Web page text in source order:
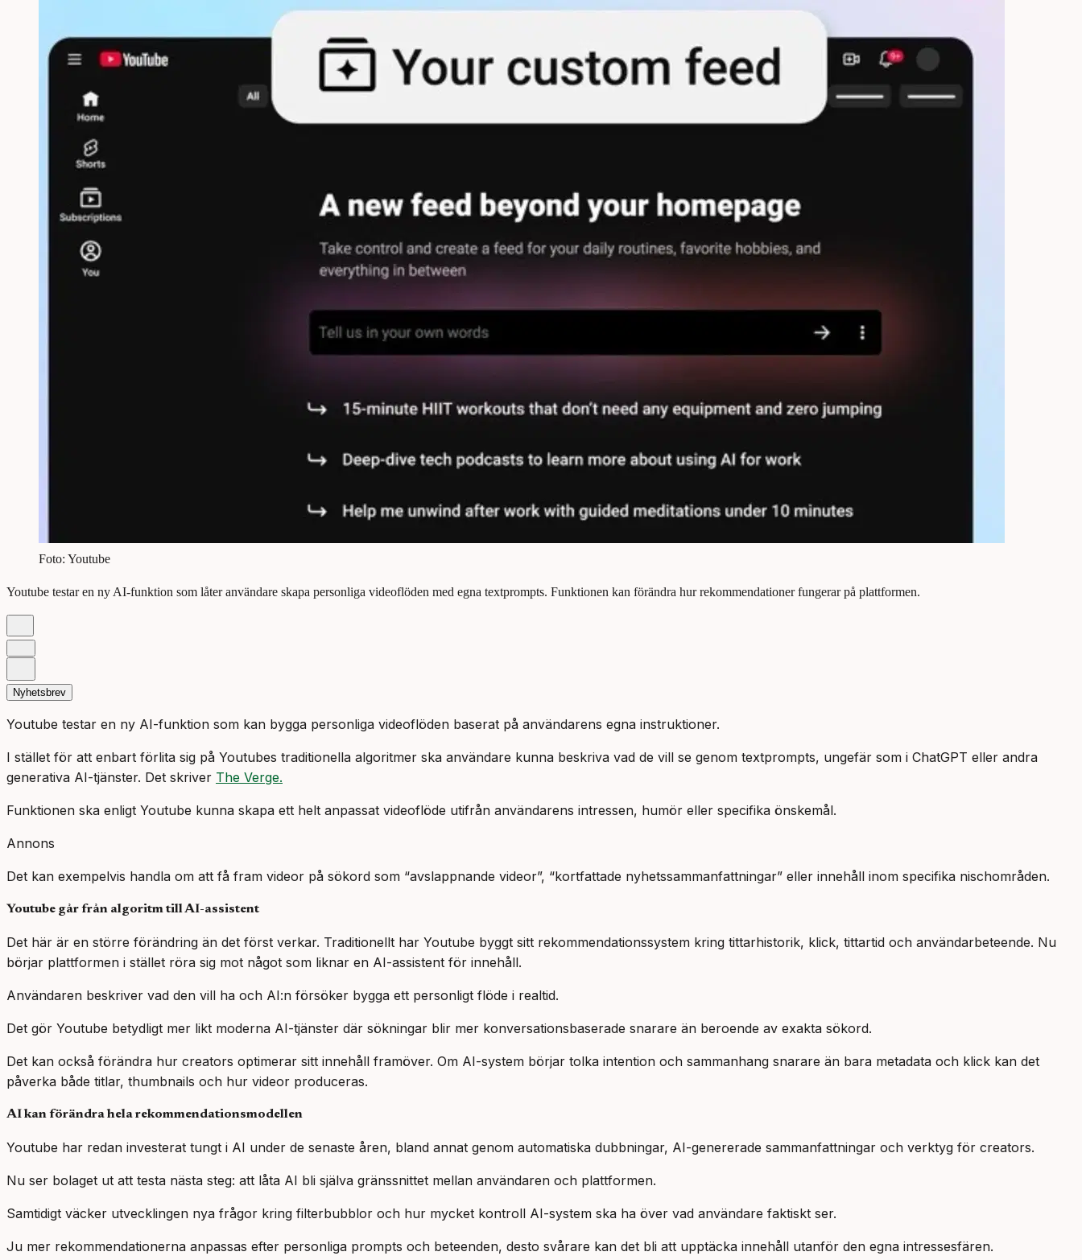
Foto: Youtube
Youtube testar en ny AI-funktion som låter användare skapa personliga videoflöden med egna textprompts. Funktionen kan förändra hur rekommendationer fungerar på plattformen.
Nyhetsbrev
Youtube testar en ny AI-funktion som kan bygga personliga videoflöden baserat på användarens egna instruktioner.
I stället för att enbart förlita sig på Youtubes traditionella algoritmer ska användare kunna beskriva vad de vill se genom textprompts, ungefär som i ChatGPT eller andra
generativa AI-tjänster. Det skriver The Verge.
Funktionen ska enligt Youtube kunna skapa ett helt anpassat videoflöde utifrån användarens intressen, humör eller specifika önskemål.
Annons
Det kan exempelvis handla om att få fram videor på sökord som “avslappnande videor”, “kortfattade nyhetssammanfattningar” eller innehåll inom specifika nischområden.
Youtube går från algoritm till AI-assistent
Det här är en större förändring än det först verkar. Traditionellt har Youtube byggt sitt rekommendationssystem kring tittarhistorik, klick, tittartid och användarbeteende. Nu
börjar plattformen i stället röra sig mot något som liknar en AI-assistent för innehåll.
Användaren beskriver vad den vill ha och AI:n försöker bygga ett personligt flöde i realtid.
Det gör Youtube betydligt mer likt moderna AI-tjänster där sökningar blir mer konversationsbaserade snarare än beroende av exakta sökord.
Det kan också förändra hur creators optimerar sitt innehåll framöver. Om AI-system börjar tolka intention och sammanhang snarare än bara metadata och klick kan det
påverka både titlar, thumbnails och hur videor produceras.
AI kan förändra hela rekommendationsmodellen
Youtube har redan investerat tungt i AI under de senaste åren, bland annat genom automatiska dubbningar, AI-genererade sammanfattningar och verktyg för creators.
Nu ser bolaget ut att testa nästa steg: att låta AI bli själva gränssnittet mellan användaren och plattformen.
Samtidigt väcker utvecklingen nya frågor kring filterbubblor och hur mycket kontroll AI-system ska ha över vad användare faktiskt ser.
Ju mer rekommendationerna anpassas efter personliga prompts och beteenden, desto svårare kan det bli att upptäcka innehåll utanför den egna intressesfären.